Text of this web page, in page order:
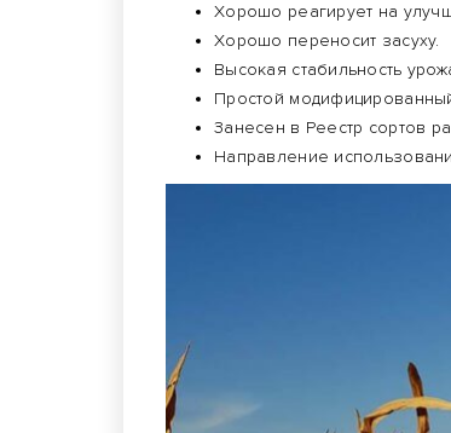
Хорошо реагирует на
Хорошо переносит засуху.
Высокая стабильность
Простой
Занесен в Реестр сортов
Направление